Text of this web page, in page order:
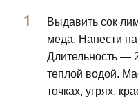
Выдавить сок
меда. Нанести на
Длительность —
теплой водой.
точках, угрях,